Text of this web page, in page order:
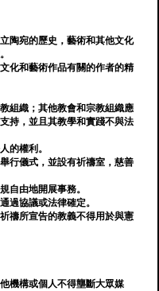
陶宛的歷史，藝術和其他文化
化和藝術作品有關的作者的精
組織；其他教會和宗教組織應
持，並且其教學和實踐不與法
的權利。
行儀式，並設有祈禱室，慈善
自由地開展事務。
過協議或法律確定。
禱所宣告的教義不得用於與憲
機構或個人不得壟斷大眾媒